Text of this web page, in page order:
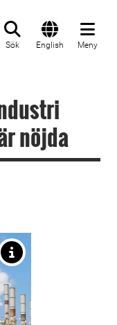
Sök English Meny
nöjda